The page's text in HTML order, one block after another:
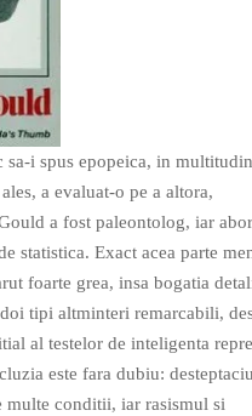
i spus epopeica, in
a evaluat-o pe a altora,
a fost paleontolog, iar
statistica. Exact acea parte
foarte grea, insa bogatia
tipi altminteri remarcabili,
al testelor de inteligenta
este fara dubiu:
multe conditii, iar rasismul si